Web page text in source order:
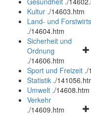
Kultur ./14603.htm
Land- und
./14604.htm
Sicherheit und
Ordnung
./14606.htm
Sport und Freizeit ./
Statistik ./
Umwelt ./14608.htm
Verkehr
./14609.htm